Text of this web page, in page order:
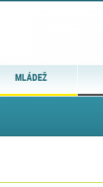
MLÁDEŽ